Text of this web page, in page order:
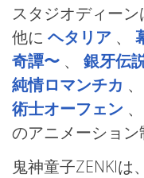
スタジオディーン
他に ヘタリア 、
奇譚〜 、 銀牙伝
純情ロマンチカ 、
術士オーフェン 、
のアニメーション
鬼神童子ZENKIは